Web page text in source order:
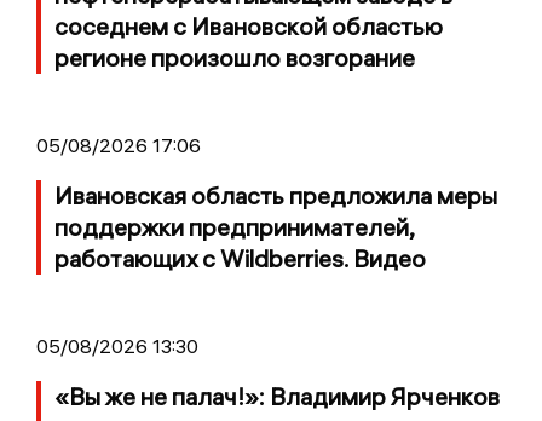
соседнем с Ивановской областью
регионе произошло возгорание
05/08/2026 17:06
Ивановская область предложила меры
поддержки предпринимателей,
работающих с Wildberries. Видео
05/08/2026 13:30
«Вы же не палач!»: Владимир Ярченков